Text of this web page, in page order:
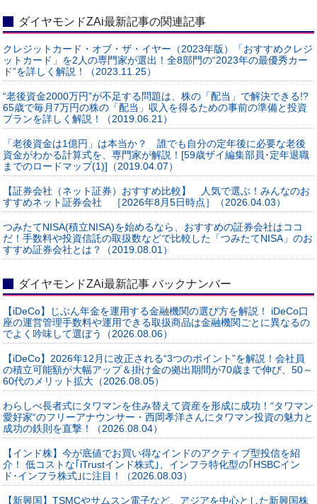
ダイヤモンドZAi最新記事の関連記事
クレジットカード・オブ・ザ・イヤー（2023年版）「おすすめクレジ
ットカード」を2人の専門家が選出！全8部門の“2023年の最優秀カー
ド”を詳しく解説！（2023.11.25）
“老後資金2000万円”が不足する問題は、株の「配当」で解決できる!?
65歳で毎月7万円の株の「配当」収入を得るための事前の準備と投資
プランを詳しく解説！（2019.06.21）
「老後資金は1億円」は本当か？ 誰でも自分の定年後に必要な老後
資金がわかる計算式を、専門家が解説！[59歳ザイ編集部員･定年退職
までのロードマップ(1)]（2019.04.07）
【証券会社（ネット証券）おすすめ比較】 人気で選ぶ！みんなのお
すすめネット証券会社 ［2026年8月5日時点］（2026.04.03）
つみたてNISA(積立NISA)を始めるなら、おすすめの証券会社はココ
だ！手数料や投資信託の取扱数などで比較した「つみたてNISA」のお
すすめ証券会社とは？（2019.08.01）
ダイヤモンドZAi最新記事 バックナンバー
【iDeCo】じぶん年金を運用する金融機関の選び方を解説！ iDeCo口
座の運営管理手数料や運用できる取扱商品は金融機関ごとに異なるの
でよく吟味して選ぼう（2026.08.06）
【iDeCo】2026年12月に改正される“3つのポイント”を解説！会社員
の積立可能額が大幅アップ＆掛け金の拠出期間が70歳まで伸び、50～
60代のメリット拡大（2026.08.05）
わらしべ長者式にタワマンを住み替えて資産を形成に成功！“タワマン
愛好家“のフリーアナウンサー・西岡孝洋さんにタワマン投資の魅力と
成功の鉄則を直撃！（2026.08.04）
【インド株】今が底値でお買い得なインドのアクティブ型投信を紹
介！ 低コストな｢iTrustインド株式｣、インフラ特化型の｢HSBCイン
ド･インフラ株式｣に注目！（2026.08.03）
【新興国】TSMCやサムスン電子など、アジアを中心とした新興国株